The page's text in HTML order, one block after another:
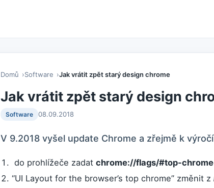
Domů Software Jak vrátit zpět starý design chrome
Jak vrátit zpět starý design
Software 08.09.2018
V 9.2018 vyšel update Chrome a zřejmě k
do prohlížeče zadat chrome://flags/#top-
“UI Layout for the browser’s top chrome” změnit z